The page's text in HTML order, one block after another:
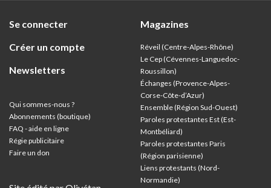
Se connecter
Créer un compte
Newsletters
Qui sommes-nous ?
Abonnements (boutique)
FAQ - aide en ligne
Régie publicitaire
Faire un don
Magazines
Réveil (Centre-Alpes-Rhône)
Le Cep (Cévennes-Languedoc-
Roussillon)
Échanges (Provence-Alpes-
Corse-Côte-d’Azur)
Ensemble (Région Sud-Ouest)
Paroles protestantes Est (Est-
Montbéliard)
Paroles protestantes Paris
(Région parisienne)
Liens protestants (Nord-
Normandie)